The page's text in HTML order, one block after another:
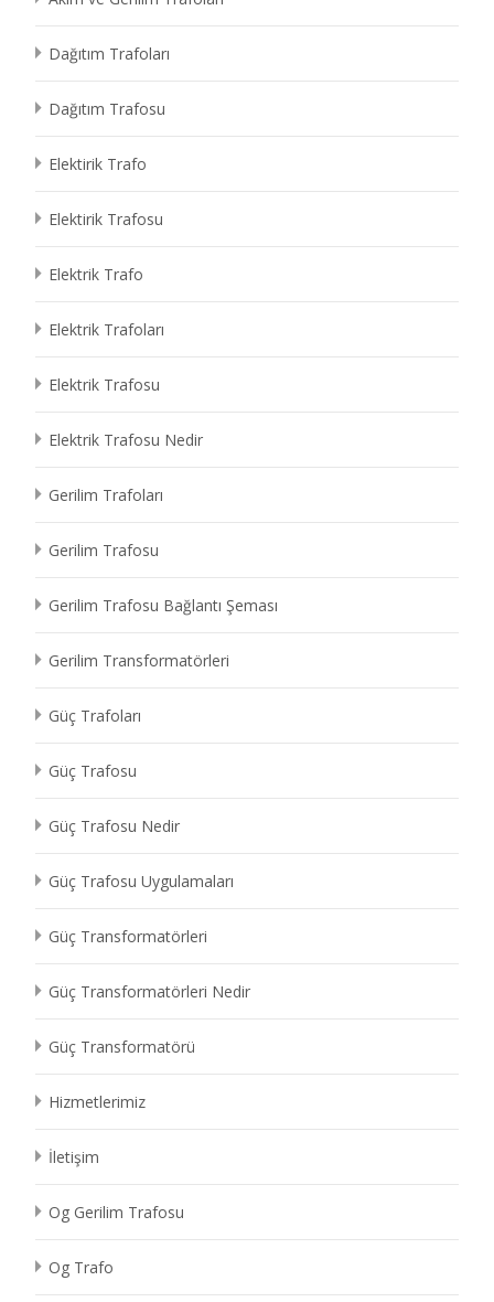
Dağıtım Trafoları
Dağıtım Trafosu
Elektirik Trafo
Elektirik Trafosu
Elektrik Trafo
Elektrik Trafoları
Elektrik Trafosu
Elektrik Trafosu Nedir
Gerilim Trafoları
Gerilim Trafosu
Gerilim Trafosu Bağlantı Şeması
Gerilim Transformatörleri
Güç Trafoları
Güç Trafosu
Güç Trafosu Nedir
Güç Trafosu Uygulamaları
Güç Transformatörleri
Güç Transformatörleri Nedir
Güç Transformatörü
Hizmetlerimiz
İletişim
Og Gerilim Trafosu
Og Trafo